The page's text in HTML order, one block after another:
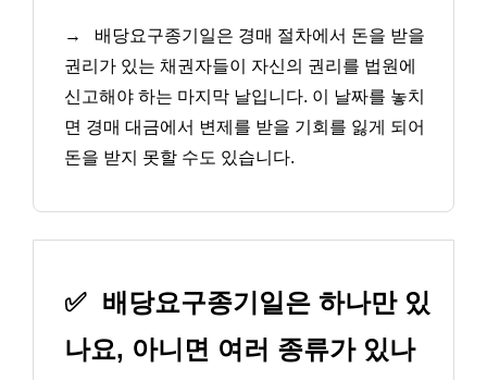
→
배당요구종기일은 경매 절차에서 돈을 받을
권리가 있는 채권자들이 자신의 권리를 법원에
신고해야 하는 마지막 날입니다. 이 날짜를 놓치
면 경매 대금에서 변제를 받을 기회를 잃게 되어
돈을 받지 못할 수도 있습니다.
✅ 배당요구종기일은 하나만 있
나요, 아니면 여러 종류가 있나